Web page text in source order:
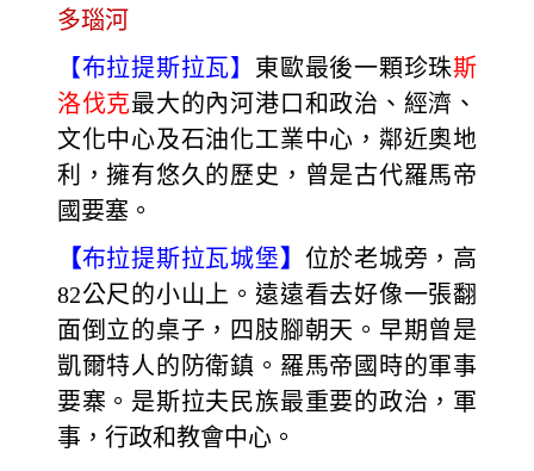
多瑙河
【布拉提斯拉瓦】 東歐最後一顆珍珠斯
洛伐克最大的內河港口和政治、經濟、
文化中心及石油化工業中心，鄰近奧地
利，擁有悠久的歷史，曾是古代羅馬帝
國要塞。
【布拉提斯拉瓦城堡】 位於老城旁，高
82公尺的小山上。遠遠看去好像一張翻
面倒立的桌子，四肢腳朝天。早期曾是
凱爾特人的防衛鎮。羅馬帝國時的軍事
要寨。是斯拉夫民族最重要的政治，軍
事，行政和教會中心。